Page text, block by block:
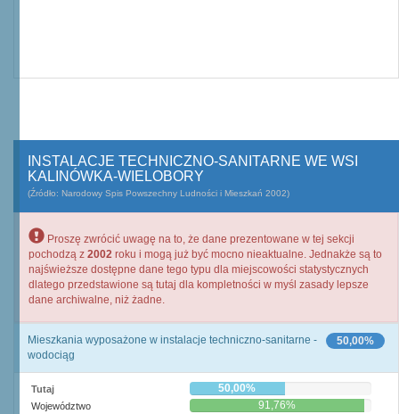
INSTALACJE TECHNICZNO-SANITARNE WE WSI
KALINÓWKA-WIELOBORY
(Źródło: Narodowy Spis Powszechny Ludności i Mieszkań 2002)
Proszę zwrócić uwagę na to, że dane prezentowane w tej sekcji
pochodzą z 2002 roku i mogą już być mocno nieaktualne. Jednakże są to
najświeższe dostępne dane tego typu dla miejscowości statystycznych
dlatego przedstawione są tutaj dla kompletności w myśl zasady lepsze
dane archiwalne, niż żadne.
50,00%
Mieszkania wyposażone w instalacje techniczno-sanitarne -
wodociąg
Tutaj 50,00%
Województwo 91,76%